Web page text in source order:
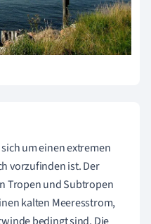
um einen extremen
vorzufinden ist. Der
Tropen und Subtropen
kalten Meeresstrom,